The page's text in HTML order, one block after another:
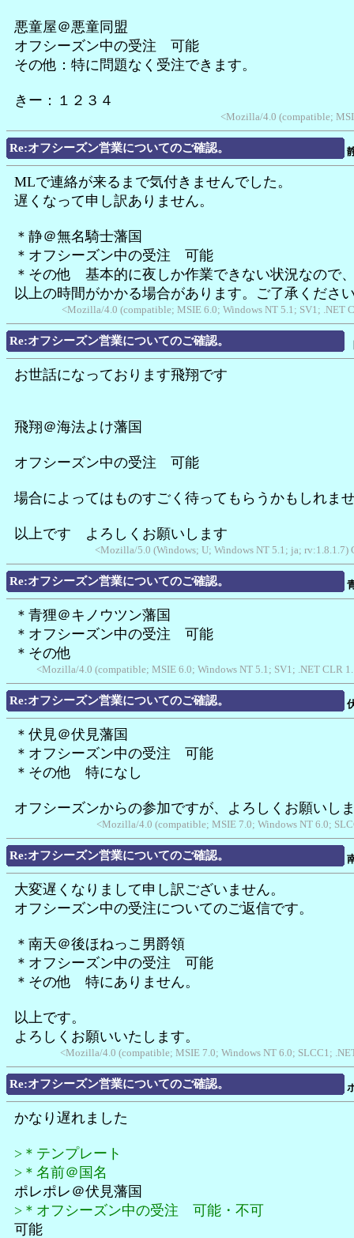
悪童屋＠悪童同盟
オフシーズン中の受注 可能
その他：特に問題なく受注できます。
きー：１２３４
<Mozilla/4.0 (compatible;
Re:オフシーズン営業についてのご確認。
MLで連絡が来るまで気付きませんでした。
遅くなって申し訳ありません。
＊静＠無名騎士藩国
＊オフシーズン中の受注 可能
＊その他 基本的に夜しか作業できない状況なので
以上の時間がかかる場合があります。ご了承くださ
<Mozilla/4.0 (compatible; MSIE 6.0; Windows NT 5.1; SV1;
Re:オフシーズン営業についてのご確認。
お世話になっております飛翔です
飛翔＠海法よけ藩国
オフシーズン中の受注 可能
場合によってはものすごく待ってもらうかもしれま
以上です よろしくお願いします
<Mozilla/5.0 (Windows; U; Windows NT 5.1; ja;
Re:オフシーズン営業についてのご確認。
＊青狸＠キノウツン藩国
＊オフシーズン中の受注 可能
＊その他
<Mozilla/4.0 (compatible; MSIE 6.0; Windows NT 5.1; SV1; .NET CLR
Re:オフシーズン営業についてのご確認。
＊伏見＠伏見藩国
＊オフシーズン中の受注 可能
＊その他 特になし
オフシーズンからの参加ですが、よろしくお願いし
<Mozilla/4.0 (compatible; MSIE 7.0; Windows NT 6.0;
Re:オフシーズン営業についてのご確認。
大変遅くなりまして申し訳ございません。
オフシーズン中の受注についてのご返信です。
＊南天＠後ほねっこ男爵領
＊オフシーズン中の受注 可能
＊その他 特にありません。
以上です。
よろしくお願いいたします。
<Mozilla/4.0 (compatible; MSIE 7.0; Windows NT 6.0; SLCC1;
Re:オフシーズン営業についてのご確認。
かなり遅れました
>＊テンプレート
>＊名前＠国名
ポレポレ＠伏見藩国
>＊オフシーズン中の受注 可能・不可
可能